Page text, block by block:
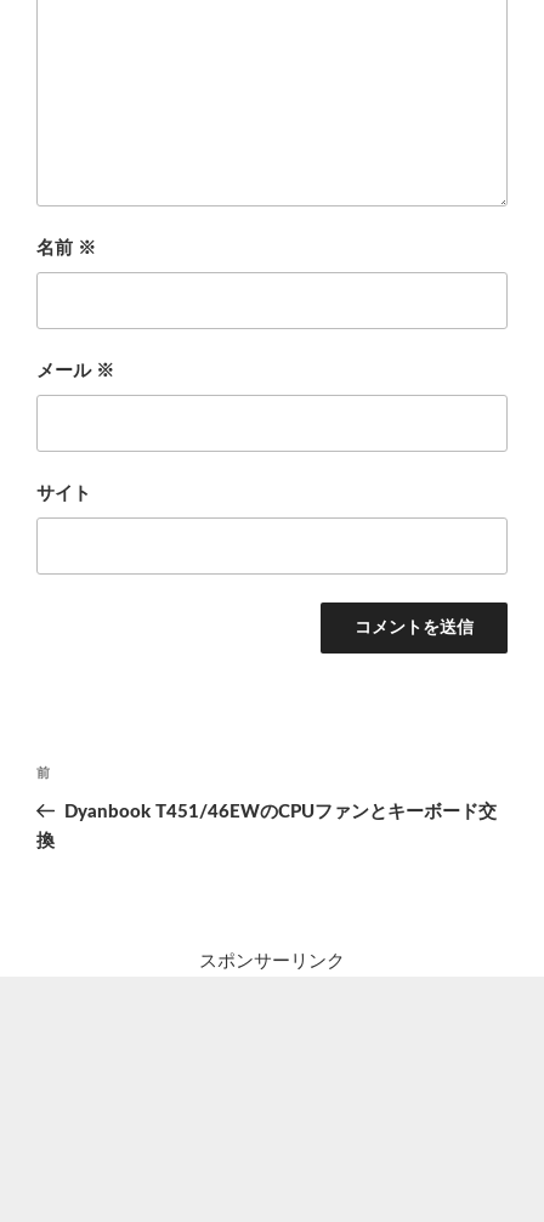
名前 ※
メール ※
サイト
投
ナ
前
の
投
前
Dyanbook T451/46EWのCPUファンとキーボード交
換
スポンサーリンク